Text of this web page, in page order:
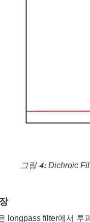
그림 4: Dichroic
longpass filter에서 투